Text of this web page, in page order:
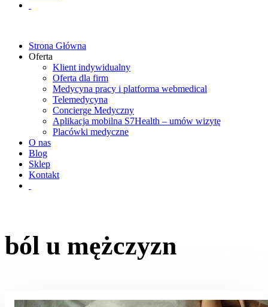
Strona Główna
Oferta
Klient indywidualny
Oferta dla firm
Medycyna pracy i platforma webmedical
Telemedycyna
Concierge Medyczny
Aplikacja mobilna S7Health – umów wizytę
Placówki medyczne
O nas
Blog
Sklep
Kontakt
ból u mężczyzn